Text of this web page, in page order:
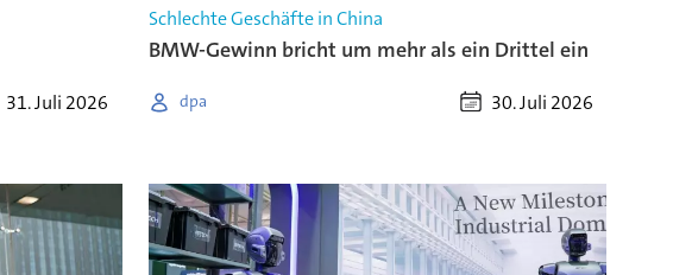
31. Juli 2026
Schlechte Geschäfte in China
BMW-Gewinn bricht um mehr als ein Drittel ein
dpa 30. Juli 2026